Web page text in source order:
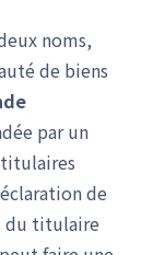
noms,
de biens
par un
titulaires
de
du titulaire